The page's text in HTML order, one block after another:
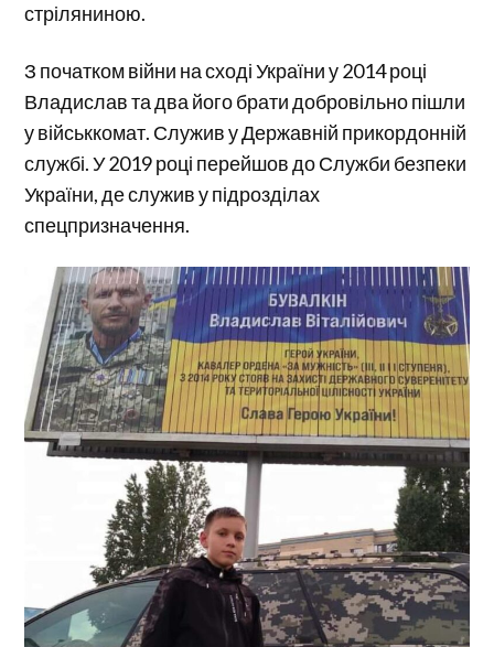
стріляниною.
З початком війни на сході України у 2014 році
Владислав та два його брати добровільно пішли
у військкомат. Служив у Державній прикордонній
службі. У 2019 році перейшов до Служби безпеки
України, де служив у підрозділах
спецпризначення.